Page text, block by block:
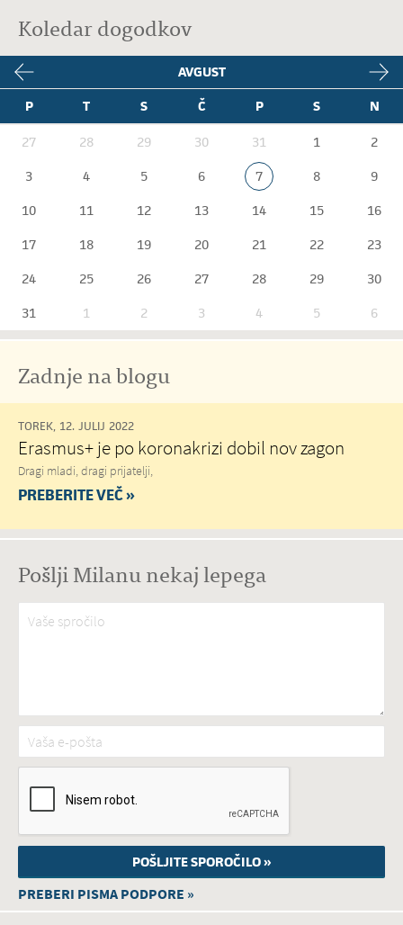
Koledar dogodkov
AVGUST
P
T S Č P S N
27 28 29 30 31 1
2
3
4 5 6 7 8
9
10
11 12 13 14 15
16
17
18 19 20 21 22
23
24
25 26 27 28 29
30
31
1 2 3 4 5 6
Zadnje na blogu
TOREK, 12. JULIJ 2022
Erasmus+ je po koronakrizi dobil nov zagon
Dragi mladi, dragi prijatelji,
PREBERITE VEČ »
Pošlji Milanu nekaj lepega
Vaše spročilo*
Vaša e-pošta*
PREBERI PISMA PODPORE »